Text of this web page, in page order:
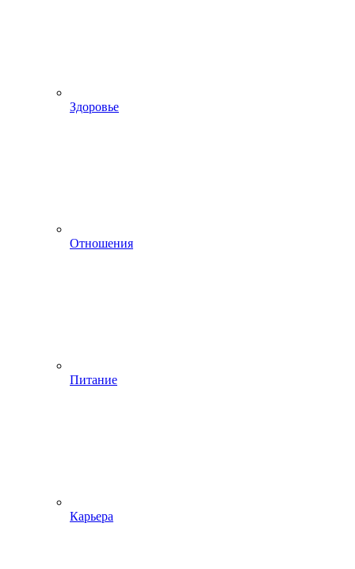
Здоровье
Отношения
Питание
Карьера